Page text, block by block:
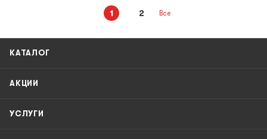
1 2 Все
КАТАЛОГ
АКЦИИ
УСЛУГИ